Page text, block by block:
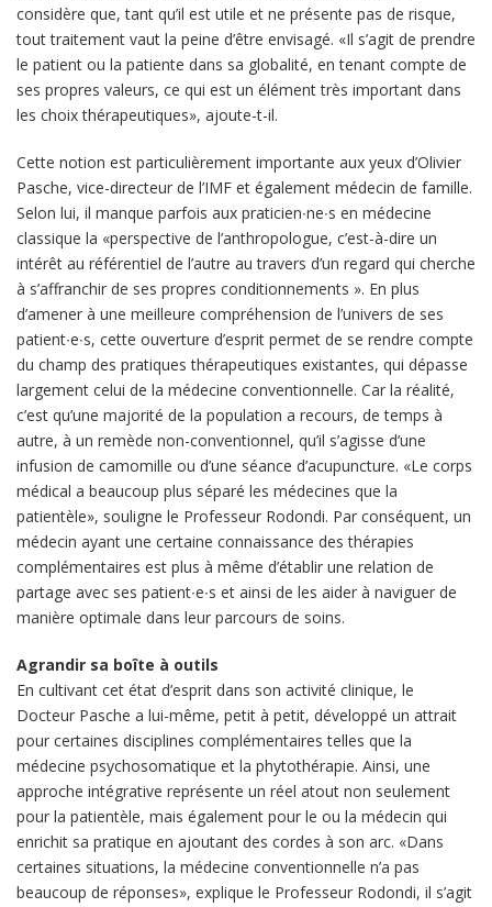
considère que, tant qu’il est utile et ne présente pas de risque,
tout traitement vaut la peine d’être envisagé. «Il s’agit de prendre
le patient ou la patiente dans sa globalité, en tenant compte de
ses propres valeurs, ce qui est un élément très important dans
les choix thérapeutiques», ajoute-t-il.
Cette notion est particulièrement importante aux yeux d’Olivier
Pasche, vice-directeur de l’IMF et également médecin de famille.
Selon lui, il manque parfois aux praticien∙ne∙s en médecine
classique la «perspective de l’anthropologue, c’est-à-dire un
intérêt au référentiel de l’autre au travers d’un regard qui cherche
à s’affranchir de ses propres conditionnements ». En plus
d’amener à une meilleure compréhension de l’univers de ses
patient∙e∙s, cette ouverture d’esprit permet de se rendre compte
du champ des pratiques thérapeutiques existantes, qui dépasse
largement celui de la médecine conventionnelle. Car la réalité,
c’est qu’une majorité de la population a recours, de temps à
autre, à un remède non-conventionnel, qu’il s’agisse d’une
infusion de camomille ou d’une séance d’acupuncture. «Le corps
médical a beaucoup plus séparé les médecines que la
patientèle», souligne le Professeur Rodondi. Par conséquent, un
médecin ayant une certaine connaissance des thérapies
complémentaires est plus à même d’établir une relation de
partage avec ses patient∙e∙s et ainsi de les aider à naviguer de
manière optimale dans leur parcours de soins.
Agrandir sa boîte à outils
En cultivant cet état d’esprit dans son activité clinique, le
Docteur Pasche a lui-même, petit à petit, développé un attrait
pour certaines disciplines complémentaires telles que la
médecine psychosomatique et la phytothérapie. Ainsi, une
approche intégrative représente un réel atout non seulement
pour la patientèle, mais également pour le ou la médecin qui
enrichit sa pratique en ajoutant des cordes à son arc. «Dans
certaines situations, la médecine conventionnelle n’a pas
beaucoup de réponses», explique le Professeur Rodondi, il s’agit